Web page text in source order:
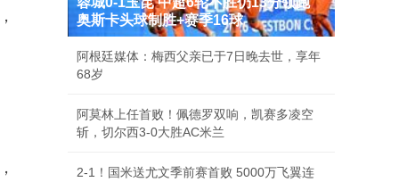
奥斯卡头球制胜+赛季16球
阿根廷媒体：梅西父亲已于7日晚去世，享年
68岁
阿莫林上任首败！佩德罗双响，凯赛多凌空
斩，切尔西3-0大胜AC米兰
2-1！国米送尤文季前赛首败 5000万飞翼连